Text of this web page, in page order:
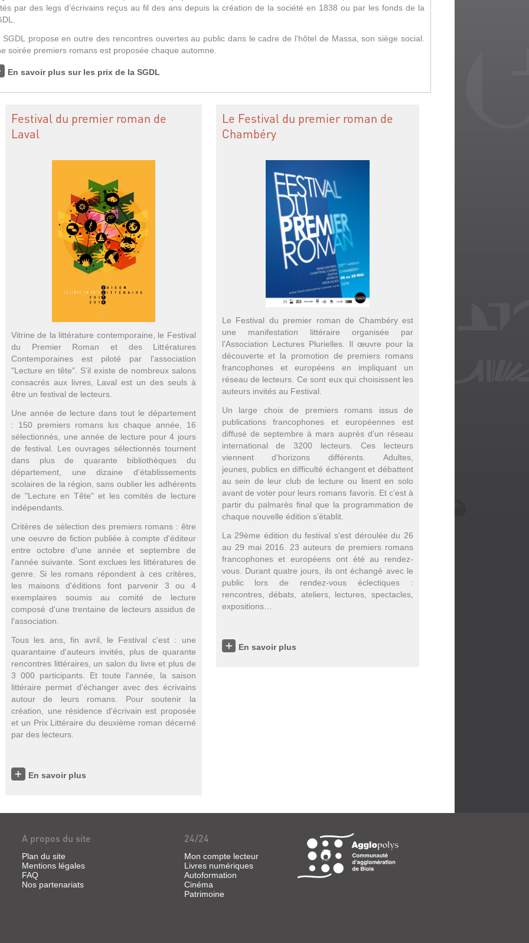
par des legs d’écrivains reçus au fil des ans depuis la création de la société en 1838 ou par les fonds de la
SGDL propose en outre des rencontres ouvertes au public dans le cadre de l'hôtel de Massa, son siège social.
soirée premiers romans est proposée chaque automne.
En savoir plus sur les prix de la SGDL
Festival du premier roman de
Laval
Vitrine de la littérature contemporaine, le Festival
du Premier Roman et des Littératures
Contemporaines est piloté par l'association
"Lecture en tête". S’il existe de nombreux salons
consacrés aux livres, Laval est un des seuls à
être un festival de lecteurs.
Une année de lecture dans tout le département
: 150 premiers romans lus chaque année, 16
sélectionnés, une année de lecture pour 4 jours
de festival. Les ouvrages sélectionnés tournent
dans plus de quarante bibliothèques du
département, une dizaine d’établissements
scolaires de la région, sans oublier les adhérents
de "Lecture en Tête" et les comités de lecture
indépendants.
Critères de sélection des premiers romans : être
une oeuvre de fiction publiée à compte d'éditeur
entre octobre d'une année et septembre de
l'année suivante. Sont exclues les littératures de
genre. Si les romans répondent à ces critères,
les maisons d'éditions font parvenir 3 ou 4
exemplaires soumis au comité de lecture
composé d'une trentaine de lecteurs assidus de
l'association.
Tous les ans, fin avril, le Festival c'est : une
quarantaine d'auteurs invités, plus de quarante
rencontres littéraires, un salon du livre et plus de
3 000 participants. Et toute l'année, la saison
littéraire permet d'échanger avec des écrivains
autour de leurs romans. Pour soutenir la
création, une résidence d'écrivain est proposée
et un Prix Littéraire du deuxième roman décerné
par des lecteurs.
En savoir plus
Le Festival du premier roman de
Chambéry
Le Festival du premier roman de Chambéry est
une manifestation littéraire organisée par
l’Association Lectures Plurielles. Il œuvre pour la
découverte et la promotion de premiers romans
francophones et européens en impliquant un
réseau de lecteurs. Ce sont eux qui choisissent les
auteurs invités au Festival.
Un large choix de premiers romans issus de
publications francophones et européennes est
diffusé de septembre à mars auprès d’un réseau
international de 3200 lecteurs. Ces lecteurs
viennent d’horizons différents. Adultes,
jeunes, publics en difficulté échangent et débattent
au sein de leur club de lecture ou lisent en solo
avant de voter pour leurs romans favoris. Et c’est à
partir du palmarès final que la programmation de
chaque nouvelle édition s’établit.
La 29ème édition du festival s'est déroulée du 26
au 29 mai 2016. 23 auteurs de premiers romans
francophones et européens ont été au rendez-
vous. Durant quatre jours, ils ont échangé avec le
public lors de rendez-vous éclectiques :
rencontres, débats, ateliers, lectures, spectacles,
expositions…
En savoir plus
A propos du site
Plan du site
Mentions légales
FAQ
Nos partenariats
24/24
Mon compte lecteur
Livres numériques
Autoformation
Cinéma
Patrimoine